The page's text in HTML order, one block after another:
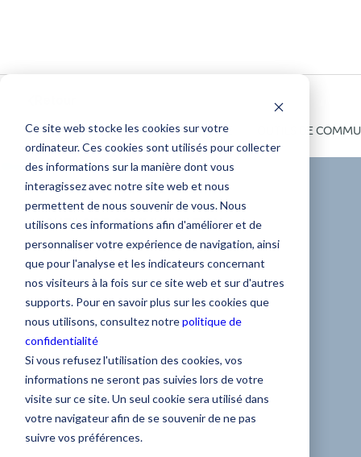
Ce site web stocke les cookies sur votre
ordinateur. Ces cookies sont utilisés pour collecter
des informations sur la manière dont vous
interagissez avec notre site web et nous
permettent de nous souvenir de vous. Nous
utilisons ces informations afin d'améliorer et de
personnaliser votre expérience de navigation, ainsi
que pour l'analyse et les indicateurs concernant
nos visiteurs à la fois sur ce site web et sur d'autres
supports. Pour en savoir plus sur les cookies que
nous utilisons, consultez notrepolitique de
confidentialité
Si vous refusez l'utilisation des cookies, vos
informations ne seront pas suivies lors de votre
visite sur ce site. Un seul cookie sera utilisé dans
votre navigateur afin de se souvenir de ne pas
suivre vos préférences.
TOUS
COMMUNICATION INTERNE OUTILS DE
OUTILS DE COMMUNICATION
5 conseils pour
trouver l’outil de
communication
interne idéal en
entreprise